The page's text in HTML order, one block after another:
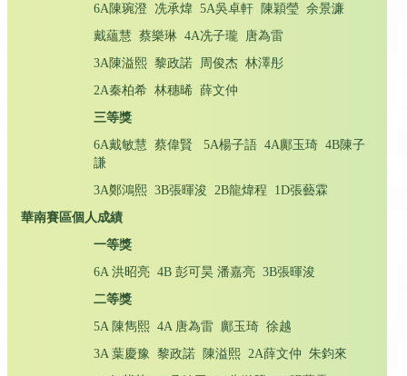
6A陳琬澄 冼承煒 5A吳卓軒 陳穎瑩 余景濂
戴蘊慧 蔡樂琳 4A冼子瓏 唐為雷
3A陳溢熙 黎政諾 周俊杰 林澤彤
2A秦柏希 林穗晞 薛文仲
三等獎
6A戴敏慧 蔡偉賢 5A楊子語 4A鄺玉琦 4B陳子
謙
3A鄭鴻熙 3B張暉浚 2B龍煒程 1D張藝霖
華南賽區個人成績
一等獎
6A 洪昭亮 4B 彭可昊 潘嘉亮 3B張暉浚
二等獎
5A 陳雋熙 4A 唐為雷 鄺玉琦 徐越
3A 葉慶豫 黎政諾 陳溢熙 2A薛文仲 朱鈞來